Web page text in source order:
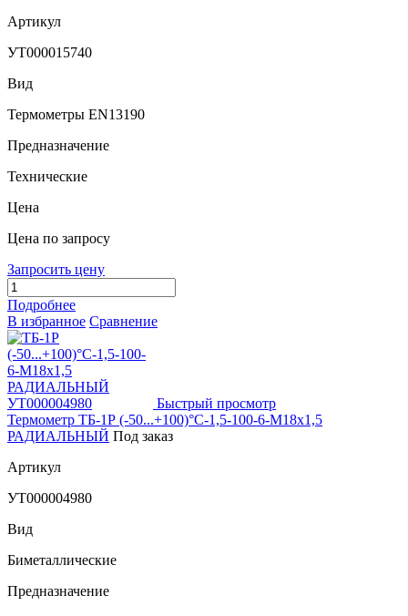
Артикул
УТ000015740
Вид
Термометры EN13190
Предназначение
Технические
Цена
Цена по запросу
Запросить цену
Подробнее
В избранное Сравнение
Быстрый просмотр
Термометр ТБ-1Р (-50...+100)°С-1,5-100-6-М18х1,5
РАДИАЛЬНЫЙ Под заказ
Артикул
УТ000004980
Вид
Биметаллические
Предназначение